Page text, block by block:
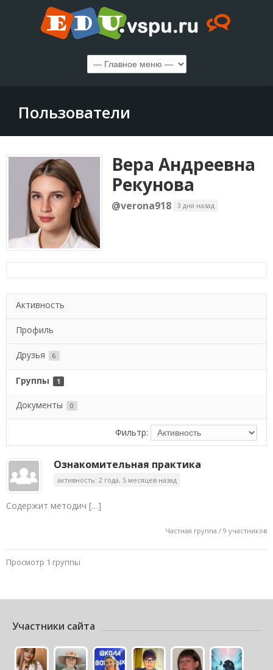
Пользователи
Вера Андреевна
Рекунова
@verona918 3 дня назад
Активность
Профиль
Друзья 6
Группы 1
Документы 0
Фильтр:
Ознакомительная практика
активность: 2 года, 5 месяцев назад
Содержит методич […]
Частная группа / 9 участников
Просмотр 1 группы
Участники сайта